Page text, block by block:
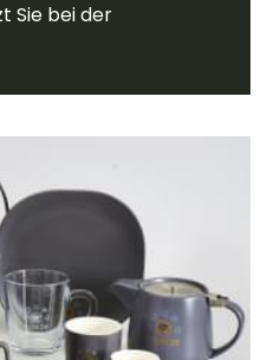
Sie bei der